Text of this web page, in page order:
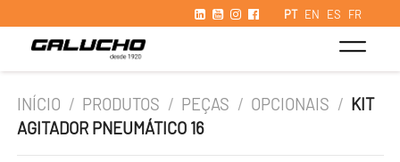
PT EN ES FR
INÍCIO / PRODUTOS / PEÇAS / OPCIONAIS / KIT
AGITADOR PNEUMÁTICO 16